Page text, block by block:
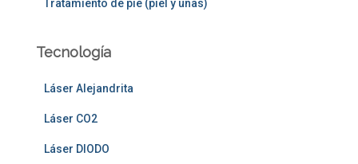
Tratamiento de pie (piel y uñas)
Tecnología
Láser Alejandrita
Láser CO2
Láser DIODO